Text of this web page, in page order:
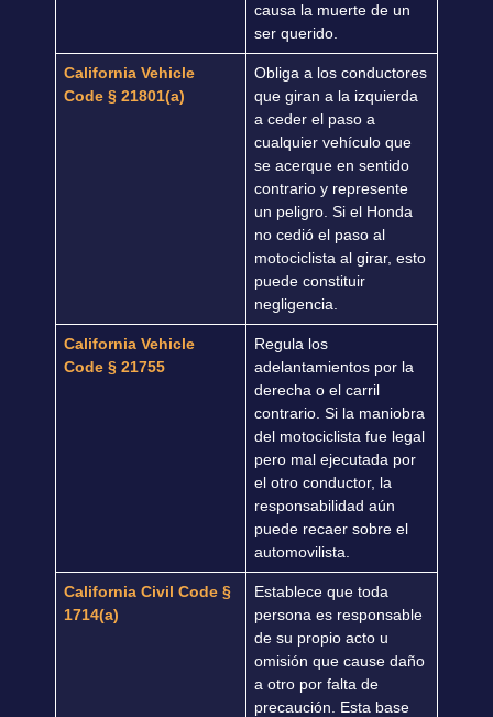
causa la muerte de un
ser querido.
California Vehicle
Code § 21801(a)
Obliga a los conductores
que giran a la izquierda
a ceder el paso a
cualquier vehículo que
se acerque en sentido
contrario y represente
un peligro. Si el Honda
no cedió el paso al
motociclista al girar, esto
puede constituir
negligencia.
California Vehicle
Code § 21755
Regula los
adelantamientos por la
derecha o el carril
contrario. Si la maniobra
del motociclista fue legal
pero mal ejecutada por
el otro conductor, la
responsabilidad aún
puede recaer sobre el
automovilista.
California Civil Code §
1714(a)
Establece que toda
persona es responsable
de su propio acto u
omisión que cause daño
a otro por falta de
precaución. Esta base